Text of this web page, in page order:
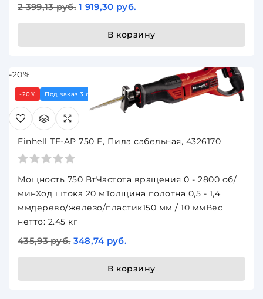
2 399,13 руб. 1 919,30 руб.
В корзину
-20%
-20% Под заказ 3 дня
Einhell TE-AP 750 E, Пила сабельная, 4326170
Мощность 750 ВтЧастота вращения 0 - 2800 об/
минХод штока 20 мТолщина полотна 0,5 - 1,4
ммдерево/железо/пластик150 мм / 10 ммВес
нетто: 2.45 кг
435,93 руб. 348,74 руб.
В корзину